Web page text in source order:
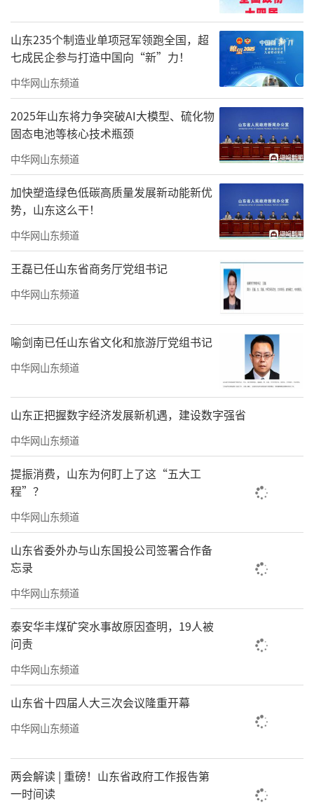
莱西木偶剧团春节期间在青岛栈桥现场演出
立足莱西历史底蕴与胶东文化优势，水集
街道文联深挖地域特色，举办胶东风情文物
展，让群众近距离触摸家乡文脉；宝葫芦文化
研究院的葫芦烙画亮相国际艺术展，其中《梁
山一百单八将》入选
威尼斯双年展，推动非遗活态传承与产业
化发展。大汉偶歌木偶艺术剧团争做讨人喜欢
的中国“芭比”，推出《农夫与蛇新传》、
《梁祝》等木偶剧，既丰富了当地的文化生
活，又走出国门，远赴瑞典、乌克兰、美国、
新西兰、日本、韩国等多国开展文化交流，向
海外友人展现中华优秀传统文化的独特韵味。
聚焦时代主题打造精品力作，原创城市歌曲
《水集》刷屏朋友圈，《水沟头记忆》征文进
入编辑阶段，长篇报告文学《大把头和功夫匠
的故事》正式出版，多部作品斩获国家、省、
市级奖项，用文艺讲好水集故事。
融情惠民，文明新风润基层
以文艺赋能移风易俗，紧扣国庆节点举办
集体婚礼，6对新人行传统礼仪、倡文明新风，
将家国情怀与婚恋新观深度融合。组建文联主
导的文艺志愿服务体系，以蒲公英志愿服务
队、产芝书院为引领，全年开展非遗传承、文
山东235个制造业单项冠军领跑全国，超
七成民企参与打造中国向“新”力！
中华网山东频道
2025年山东将力争突破AI大模型、硫化物
固态电池等核心技术瓶颈
中华网山东频道
加快塑造绿色低碳高质量发展新动能新优
势，山东这么干！
中华网山东频道
王磊已任山东省商务厅党组书记
中华网山东频道
喻剑南已任山东省文化和旅游厅党组书记
中华网山东频道
山东正把握数字经济发展新机遇，建设数字强省
中华网山东频道
提振消费，山东为何盯上了这“五大工
程”？
中华网山东频道
山东省委外办与山东国投公司签署合作备
忘录
中华网山东频道
泰安华丰煤矿突水事故原因查明，19人被
问责
中华网山东频道
山东省十四届人大三次会议隆重开幕
中华网山东频道
两会解读 | 重磅！山东省政府工作报告第
一时间读